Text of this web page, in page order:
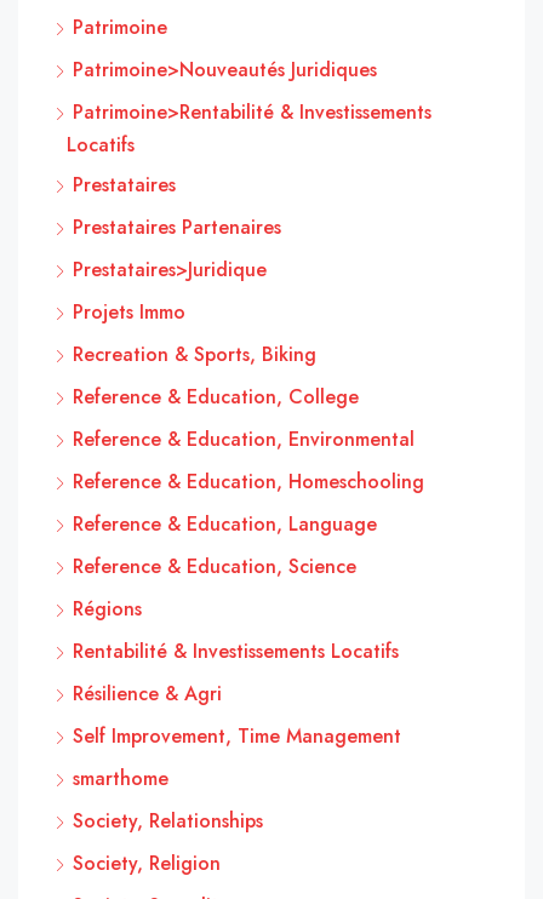
Patrimoine
Patrimoine>Nouveautés Juridiques
Patrimoine>Rentabilité & Investissements
Locatifs
Prestataires
Prestataires Partenaires
Prestataires>Juridique
Projets Immo
Recreation & Sports, Biking
Reference & Education, College
Reference & Education, Environmental
Reference & Education, Homeschooling
Reference & Education, Language
Reference & Education, Science
Régions
Rentabilité & Investissements Locatifs
Résilience & Agri
Self Improvement, Time Management
smarthome
Society, Relationships
Society, Religion